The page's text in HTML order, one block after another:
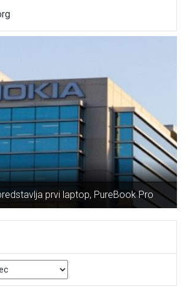
prvi laptop, PureBook Pro